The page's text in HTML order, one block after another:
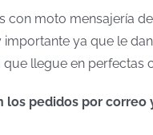
con moto mensajería
importante ya que le
llegue en perfectas
los pedidos por correo